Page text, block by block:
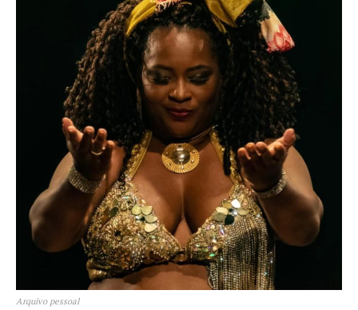
Arquivo pessoal